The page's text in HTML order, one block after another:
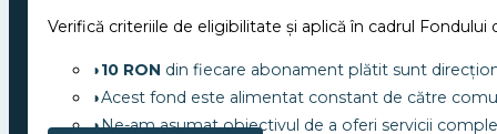
Verifică criteriile de eligibilitate și aplică în cadrul
◗10 RON din fiecare abonament plătit sunt
◗Acest fond este alimentat constant de către
◗Ne-am asumat obiectivul de a oferi servicii